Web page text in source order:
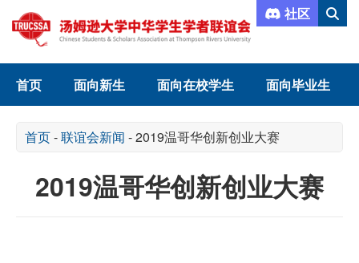
社区
首页 面向新生 面向在校学生 面向毕业生
首页-联谊会新闻 -2019温哥华创新创业大赛
2019温哥华创新创业大赛